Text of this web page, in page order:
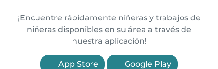
¡Encuentre rápidamente niñeras y trabajos de
niñeras disponibles en su área a través de
nuestra aplicación!
App Store Google Play